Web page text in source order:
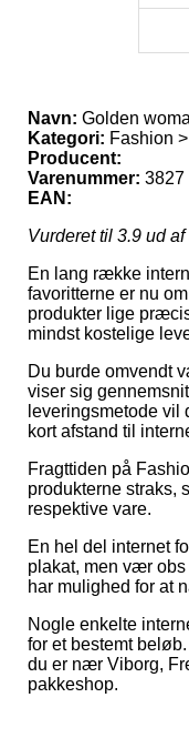
Navn: Golden
Kategori: Fashion
Producent:
Varenummer: 3827
EAN:
Vurderet til 3.9 ud af
En lang række
favoritterne er nu
produkter lige
mindst kostelige
Du burde omvendt
viser sig
leveringsmetode
kort afstand til
Fragttiden på
produkterne straks,
respektive vare.
En hel del internet
plakat, men vær
har mulighed for at
Nogle enkelte
for et bestemt
du er nær Viborg,
pakkeshop.